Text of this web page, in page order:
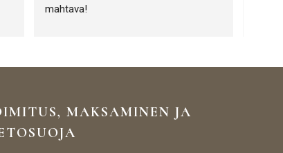
mahtava!
MAKSAMINEN JA